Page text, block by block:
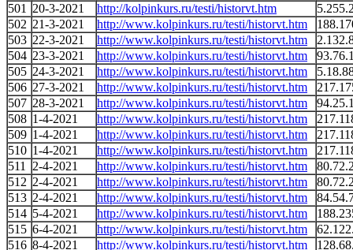
501
20-3-2021 http://kolpinkurs.ru/testi/historvt.htm
502 21-3-2021 http://www.kolpinkurs.ru/testi/historvt.htm
503 22-3-2021 http://www.kolpinkurs.ru/testi/historvt.htm
504 23-3-2021 http://www.kolpinkurs.ru/testi/historvt.htm
505 24-3-2021 http://www.kolpinkurs.ru/testi/historvt.htm
506 27-3-2021 http://www.kolpinkurs.ru/testi/historvt.htm
507 28-3-2021 http://www.kolpinkurs.ru/testi/historvt.htm
508 1-4-2021 http://www.kolpinkurs.ru/testi/historvt.htm
509 1-4-2021 http://www.kolpinkurs.ru/testi/historvt.htm
510 1-4-2021 http://www.kolpinkurs.ru/testi/historvt.htm
511
2-4-2021 http://www.kolpinkurs.ru/testi/historvt.htm
512 2-4-2021 http://www.kolpinkurs.ru/testi/historvt.htm
513 2-4-2021 http://www.kolpinkurs.ru/testi/historvt.htm
514 5-4-2021 http://www.kolpinkurs.ru/testi/historvt.htm
515 6-4-2021 http://www.kolpinkurs.ru/testi/historvt.htm
516 8-4-2021 http://www.kolpinkurs.ru/testi/historvt.htm